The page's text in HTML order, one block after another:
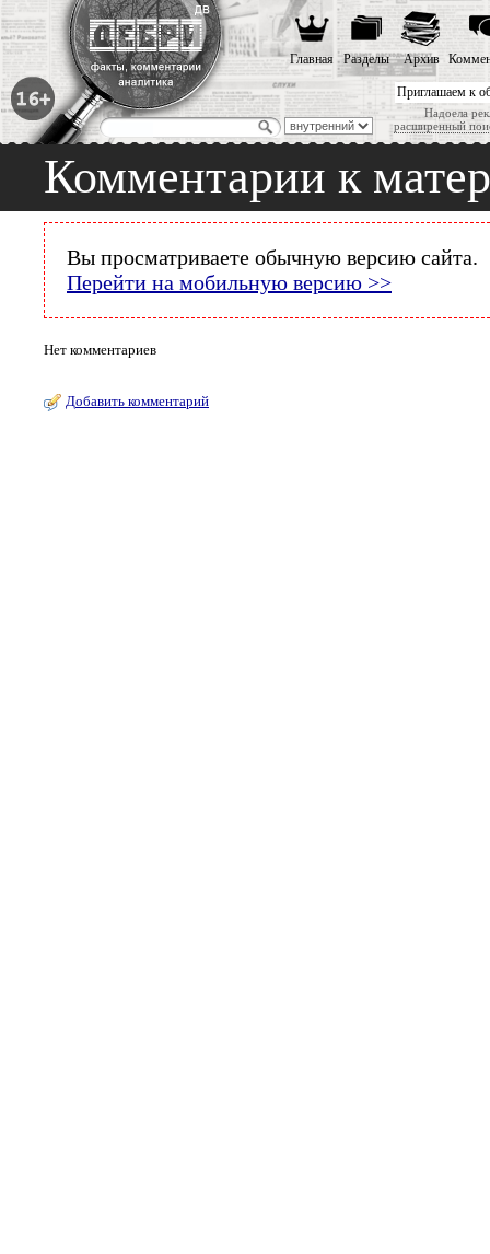
Приглашаем к
Надоела
расширенный
Главная Разделы Архив
Комментарии к
Вы просматриваете обычную версию сайта.
Перейти на мобильную версию >>
Нет комментариев
Добавить комментарий